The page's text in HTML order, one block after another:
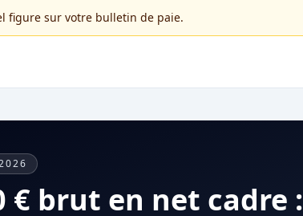
figure sur votre bulletin de paie.
€ brut en net cadre :